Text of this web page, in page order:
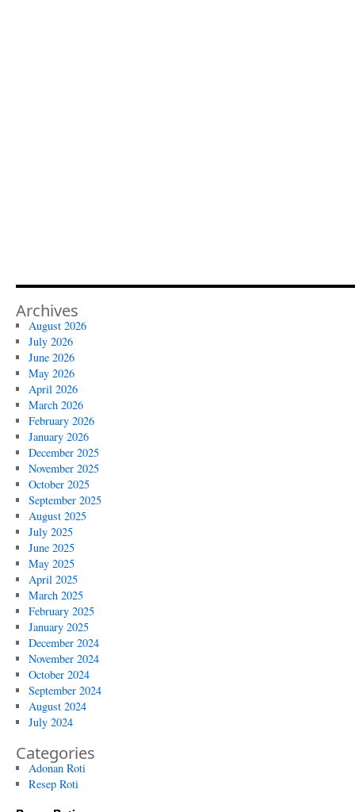
Archives
August 2026
July 2026
June 2026
May 2026
April 2026
March 2026
February 2026
January 2026
December 2025
November 2025
October 2025
September 2025
August 2025
July 2025
June 2025
May 2025
April 2025
March 2025
February 2025
January 2025
December 2024
November 2024
October 2024
September 2024
August 2024
July 2024
Categories
Adonan Roti
Resep Roti